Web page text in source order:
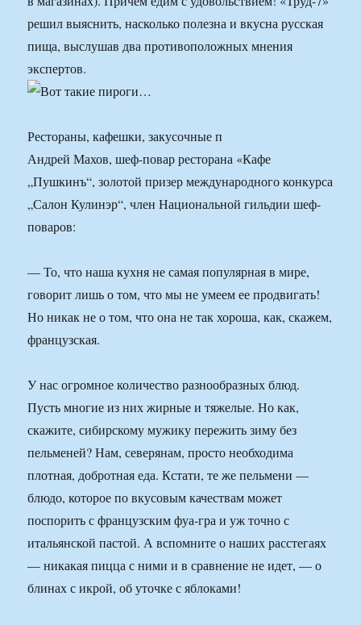
решил выяснить, насколько полезна и вкусна русская
пища, выслушав два противоположных мнения
экспертов.
Рестораны, кафешки, закусочные п
Андрей Махов, шеф-повар ресторана «Кафе
„Пушкинъ“, золотой призер международного конкурса
„Салон Кулинэр“, член Национальной гильдии шеф-
поваров:
— То, что наша кухня не самая популярная в мире,
говорит лишь о том, что мы не умеем ее продвигать!
Но никак не о том, что она не так хороша, как, скажем,
французская.
У нас огромное количество разнообразных блюд.
Пусть многие из них жирные и тяжелые. Но как,
скажите, сибирскому мужику пережить зиму без
пельменей? Нам, северянам, просто необходима
плотная, добротная еда. Кстати, те же пельмени —
блюдо, которое по вкусовым качествам может
поспорить с французским фуа-гра и уж точно с
итальянской пастой. А вспомните о наших расстегаях
— никакая пицца с ними и в сравнение не идет, — о
блинах с икрой, об уточке с яблоками!